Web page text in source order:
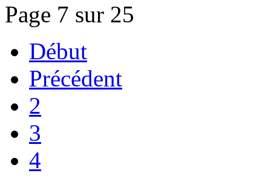
Page 7 sur 25
Début
Précédent
2
3
4